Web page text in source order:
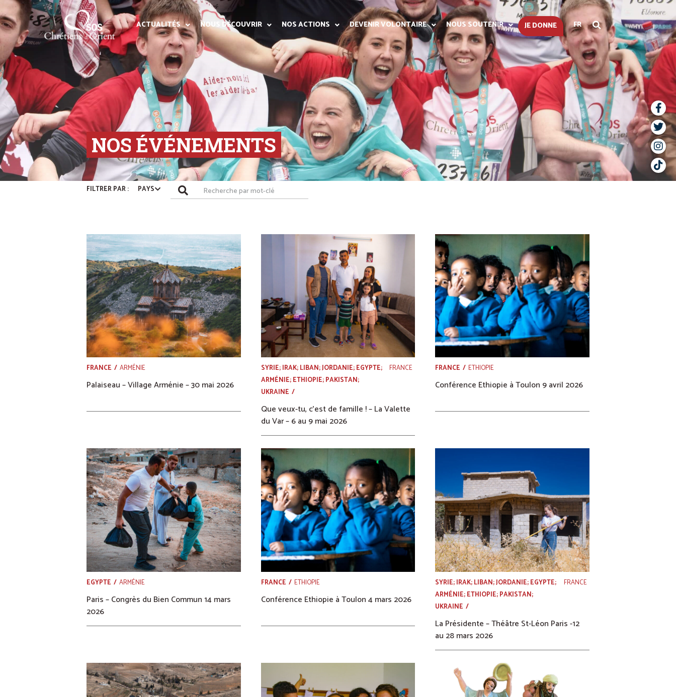
ACTUALITÉS NOUS DÉCOUVRIR NOS ACTIONS DEVENIR VOLONTAIRE NOUS SOUTENIR JE DONNE FR
NOS ÉVÉNEMENTS
PAYS
ARMÉNIE
FRANCE
Palaiseau – Village Arménie – 30 mai 2026
FRANCE
SYRIE; IRAK; LIBAN; JORDANIE; EGYPTE;
ARMÉNIE; ETHIOPIE; PAKISTAN;
UKRAINE
Que veux-tu, c’est de famille ! – La Valette
du Var – 6 au 9 mai 2026
ETHIOPIE
FRANCE
Conférence Ethiopie à Toulon 9 avril 2026
ARMÉNIE
EGYPTE
Paris – Congrès du Bien Commun 14 mars
2026
ETHIOPIE
FRANCE
Conférence Ethiopie à Toulon 4 mars 2026
FRANCE
SYRIE; IRAK; LIBAN; JORDANIE; EGYPTE;
ARMÉNIE; ETHIOPIE; PAKISTAN;
UKRAINE
La Présidente – Théâtre St-Léon Paris -12
au 28 mars 2026